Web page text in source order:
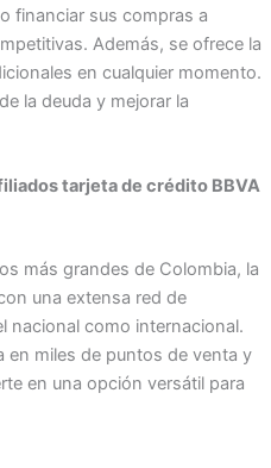
financiar sus compras a
Además, se ofrece la
en cualquier momento.
la deuda y mejorar la
tarjeta de crédito BBVA
más grandes de Colombia, la
una extensa red de
nacional como internacional.
en miles de puntos de venta y
en una opción versátil para